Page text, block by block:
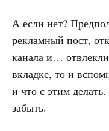
А если нет?
рекламный пост,
канала и…
вкладке, то и
и что с этим
забыть.